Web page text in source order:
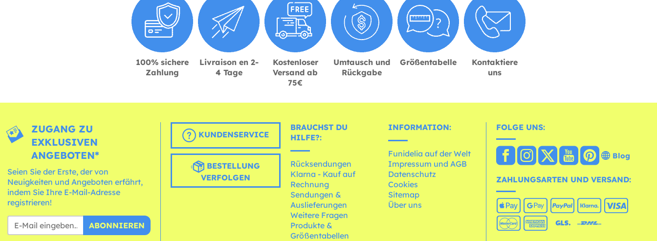
100% sichere
Zahlung
Livraison en 2-
4 Tage
Kostenloser
Versand ab
75€
Umtausch und
Rückgabe
Größentabelle
Kontaktiere
uns
ZUGANG ZU
EXKLUSIVEN
ANGEBOTEN*
Seien Sie der Erste, der von
Neuigkeiten und Angeboten erfährt,
indem Sie Ihre E-Mail-Adresse
registrieren!
ABONNIEREN
KUNDENSERVICE
BESTELLUNG
VERFOLGEN
BRAUCHST DU
HILFE?:
Rücksendungen
Klarna - Kauf auf
Rechnung
Sendungen &
Auslieferungen
Weitere Fragen
Produkte &
Größentabellen
INFORMATION:
Funidelia auf der Welt
Impressum und AGB
Datenschutz
Cookies
Sitemap
Über uns
FOLGE UNS:
Blog
ZAHLUNGSARTEN UND VERSAND: